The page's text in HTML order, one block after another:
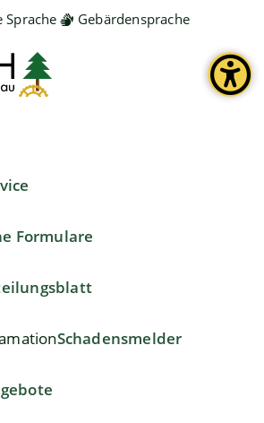
Sprache Gebärdensprache
Formulare
Schadensmelder